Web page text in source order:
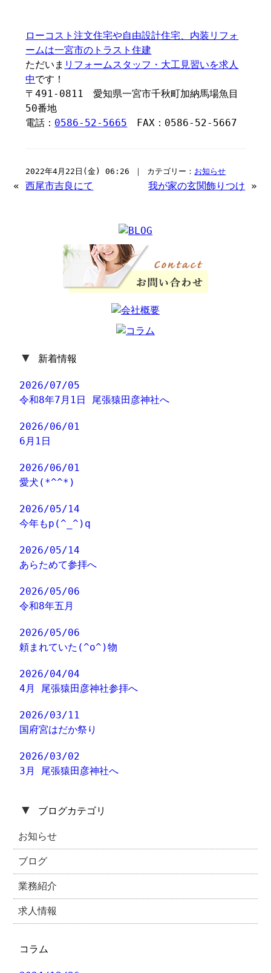
ローコスト注文住宅や自由設計住宅、内装リフォ
ームは一宮市のトラスト住建
ただいま リフォームスタッフ・大工見習いを求人
中です！
〒491-0811 愛知県一宮市千秋町加納馬場魚目
50番地
電話： 0586-52-5665 FAX：0586-52-5667
2022年4月22日(金) 06:26 ｜ カテゴリー： お知らせ
«西尾市吉良にて 我が家の玄関飾りつけ »
▼ 新着情報
2026/07/05
令和8年7月1日 尾張猿田彦神社へ
2026/06/01
6月1日
2026/06/01
愛犬(*^^*)
2026/05/14
今年もp(^_^)q
2026/05/14
あらためて参拝へ
2026/05/06
令和8年五月
2026/05/06
頼まれていた(^o^)物
2026/04/04
4月 尾張猿田彦神社参拝へ
2026/03/11
国府宮はだか祭り
2026/03/02
3月 尾張猿田彦神社へ
▼ ブログカテゴリ
お知らせ
ブログ
業務紹介
求人情報
コラム